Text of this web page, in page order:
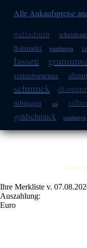
Alle Ankaufspreise
palladium
flohmarkt reutlingen
lassen
vertriebspartner
schmuck
tübingen ata
goldschmuck cumhuriyet
Ihre Merkliste v.
Auszahlung:
Euro